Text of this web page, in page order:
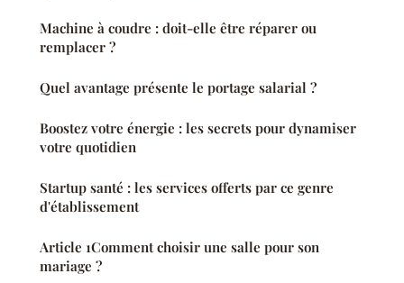
Machine à coudre : doit-elle être réparer ou
remplacer ?
Quel avantage présente le portage salarial ?
Boostez votre énergie : les secrets pour dynamiser
votre quotidien
Startup santé : les services offerts par ce genre
d'établissement
Article 1Comment choisir une salle pour son
mariage ?